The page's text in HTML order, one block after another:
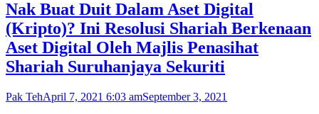
Nak Buat Duit Dalam Aset Digital
(Kripto)? Ini Resolusi Shariah Berkenaan
Aset Digital Oleh Majlis Penasihat
Shariah Suruhanjaya Sekuriti
Pak TehApril 7, 2021 6:03 amSeptember 3, 2021